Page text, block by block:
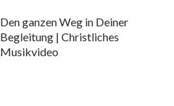
Den ganzen Weg in Deiner
Begleitung | Christliches
Musikvideo